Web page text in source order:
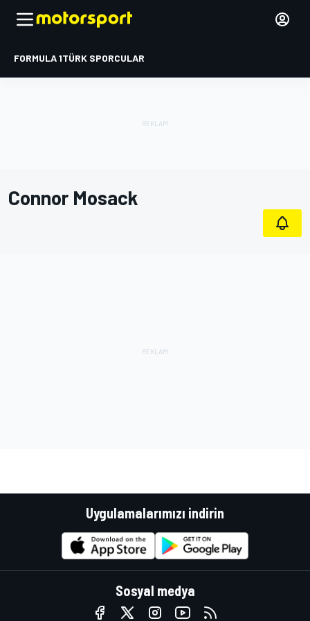
FORMULA 1TÜRK SPORCULAR
Connor Mosack
Uygulamalarımızı indirin
Sosyal medya